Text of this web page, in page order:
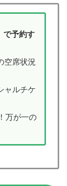
で予約す
空席状況
ャルチケ
万が一の